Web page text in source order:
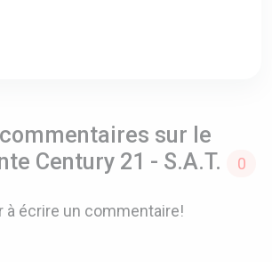
sur le
Century 21 - S.A.T.
0
à écrire un commentaire!